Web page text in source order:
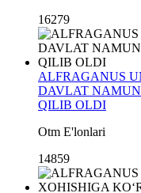
16279
ALFRAGANUS
DAVLAT
QILIB OLDI
Otm E'lonlari
14859